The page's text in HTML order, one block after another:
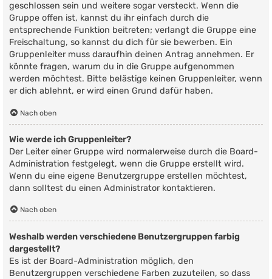
geschlossen sein und weitere sogar versteckt. Wenn die
Gruppe offen ist, kannst du ihr einfach durch die
entsprechende Funktion beitreten; verlangt die Gruppe eine
Freischaltung, so kannst du dich für sie bewerben. Ein
Gruppenleiter muss daraufhin deinen Antrag annehmen. Er
könnte fragen, warum du in die Gruppe aufgenommen
werden möchtest. Bitte belästige keinen Gruppenleiter, wenn
er dich ablehnt, er wird einen Grund dafür haben.
Nach oben
Wie werde ich Gruppenleiter?
Der Leiter einer Gruppe wird normalerweise durch die Board-
Administration festgelegt, wenn die Gruppe erstellt wird.
Wenn du eine eigene Benutzergruppe erstellen möchtest,
dann solltest du einen Administrator kontaktieren.
Nach oben
Weshalb werden verschiedene Benutzergruppen farbig
dargestellt?
Es ist der Board-Administration möglich, den
Benutzergruppen verschiedene Farben zuzuteilen, so dass